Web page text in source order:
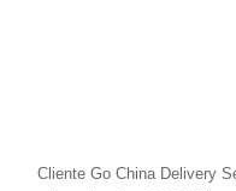
Cliente Go China Delivery